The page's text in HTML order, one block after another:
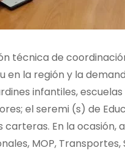
técnica de
en la región y la
infantiles,
el seremi (s) de
carteras. En la
MOP,